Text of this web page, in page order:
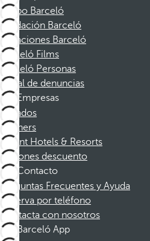
Grupo Barceló
Fundación Barceló
Vacaciones Barceló
Barceló Films
Barceló Personas
Canal de denuncias
Empresas
Afiliados
Partners
Dorint Hotels & Resorts
Cupones descuento
Contacto
Preguntas Frecuentes y Ayuda
Reserva por teléfono
Contacta con nosotros
Barceló App